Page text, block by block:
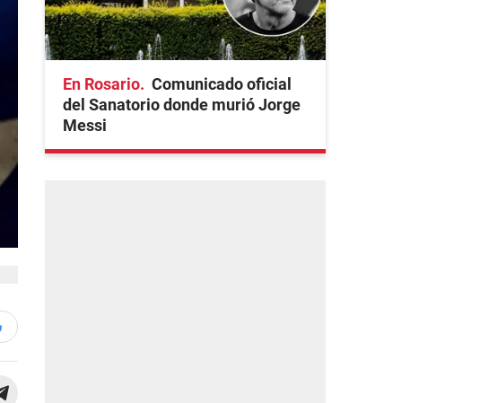
En Rosario
Comunicado oficial
del Sanatorio donde murió Jorge
Messi